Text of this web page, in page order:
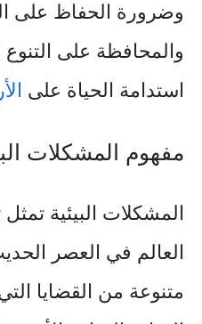
وضرورة الحفاظ على
والمحافظة على
استدامة الحياة على
مفهوم المشكلات
المشكلات البيئية
العالم في العصر
متنوعة من القضايا